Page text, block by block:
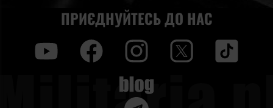
ПРИЄДНУЙТЕСЬ ДО НАС
Blog